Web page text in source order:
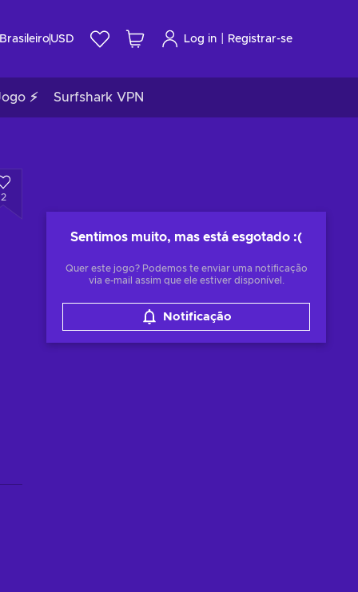
USD Log in Registrar-se
⚡ Surfshark VPN
2
Sentimos muito, mas está esgotado :(
Quer este jogo? Podemos te enviar uma notificação
via e-mail assim que ele estiver disponível.
Notificação